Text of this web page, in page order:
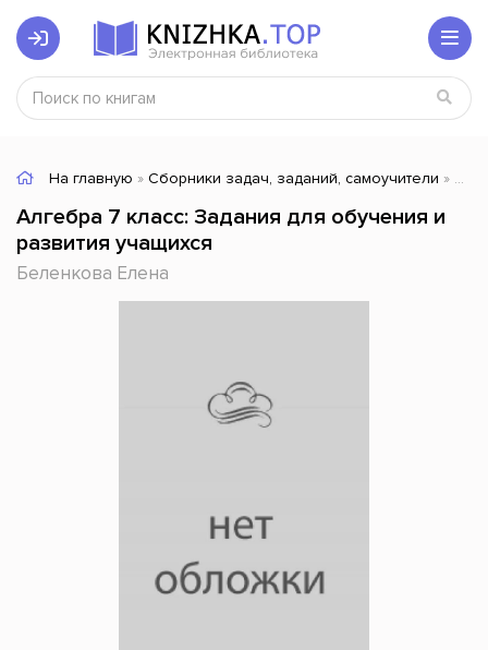
На главную » Сборники задач, заданий, самоучители » Алгебра 7 класс: Задания для обучения и развития учащихся
Алгебра 7 класс: Задания для обучения и
развития учащихся
Беленкова Елена